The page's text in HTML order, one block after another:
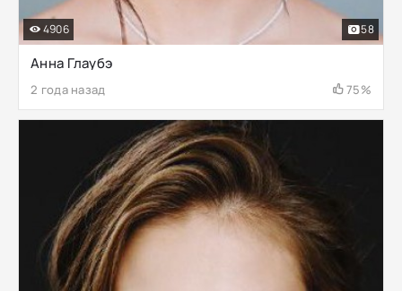
Анна Глаубэ
2 года назад 75%
4906 58